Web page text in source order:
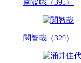
南波聡（393）
関智哉（329）